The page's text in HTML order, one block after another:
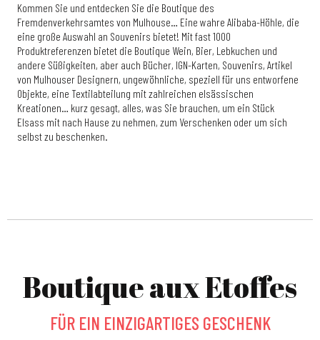
Kommen Sie und entdecken Sie die Boutique des
Fremdenverkehrsamtes von Mulhouse… Eine wahre Alibaba-Höhle, die
eine große Auswahl an Souvenirs bietet! Mit fast 1000
Produktreferenzen bietet die Boutique Wein, Bier, Lebkuchen und
andere Süßigkeiten, aber auch Bücher, IGN-Karten, Souvenirs, Artikel
von Mulhouser Designern, ungewöhnliche, speziell für uns entworfene
Objekte, eine Textilabteilung mit zahlreichen elsässischen
Kreationen… kurz gesagt, alles, was Sie brauchen, um ein Stück
Elsass mit nach Hause zu nehmen, zum Verschenken oder um sich
selbst zu beschenken.
Boutique aux Etoffes
FÜR EIN EINZIGARTIGES GESCHENK